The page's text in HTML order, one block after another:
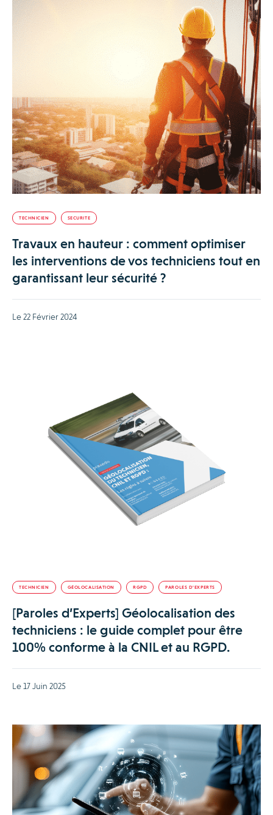
TECHNICIEN SECURITE
Travaux en hauteur : comment optimiser
les interventions de vos techniciens tout en
garantissant leur sécurité ?
Le 22 Février 2024
TECHNICIEN GÉOLOCALISATION RGPD PAROLES D'EXPERTS
[Paroles d’Experts] Géolocalisation des
techniciens : le guide complet pour être
100% conforme à la CNIL et au RGPD.
Le 17 Juin 2025